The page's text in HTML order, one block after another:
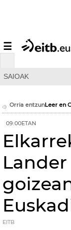
☰
SAIOAK
Orria entzunLeer en
09:00ETAN
EITB